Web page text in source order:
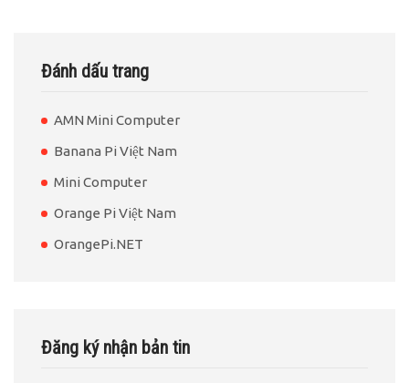
Đánh dấu trang
AMN Mini Computer
Banana Pi Việt Nam
Mini Computer
Orange Pi Việt Nam
OrangePi.NET
Đăng ký nhận bản tin